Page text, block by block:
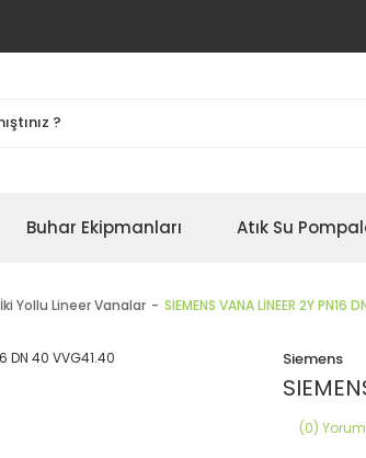
Buhar Ekipmanları Atık Su
İki Yollu Lineer Vanalar SIEMENS VANA LİNEER 2Y PN16
Siemens
(0) Yorum